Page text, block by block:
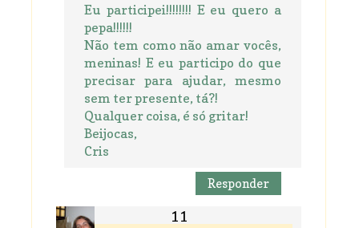
Eu participei!!!!!!!! E eu quero a
pepa!!!!!!
Não tem como não amar vocês,
meninas! E eu participo do que
precisar para ajudar, mesmo
sem ter presente, tá?!
Qualquer coisa, é só gritar!
Beijocas,
Cris
Responder